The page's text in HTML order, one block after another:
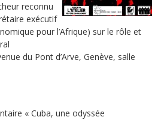
reconnu
exécutif
pour l’Afrique) sur le rôle et
du Pont d’Arve, Genève, salle
« Cuba, une odyssée